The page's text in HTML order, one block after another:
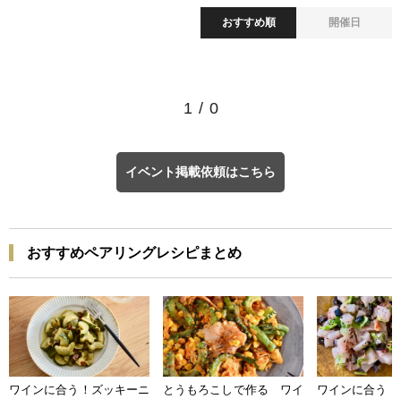
開催日
おすすめ順
1 / 0
イベント掲載依頼はこちら
おすすめペアリングレシピまとめ
ワインに合う！ズッキーニ
とうもろこしで作る ワイ
ワインに合う